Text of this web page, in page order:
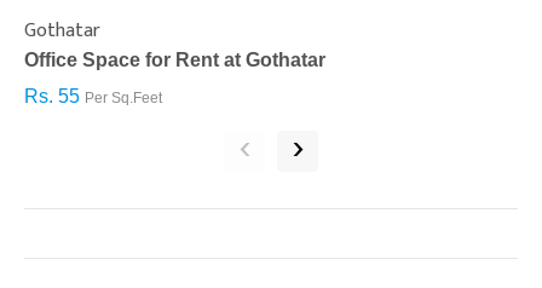
Gothatar
Office Space for Rent at Gothatar
Rs. 55 Per Sq.Feet
‹ ›